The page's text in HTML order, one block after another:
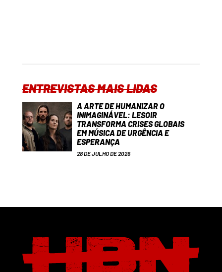
ENTREVISTAS MAIS LIDAS
A ARTE DE HUMANIZAR O
INIMAGINÁVEL: LESOIR
TRANSFORMA CRISES GLOBAIS
EM MÚSICA DE URGÊNCIA E
ESPERANÇA
28 DE JULHO DE 2026